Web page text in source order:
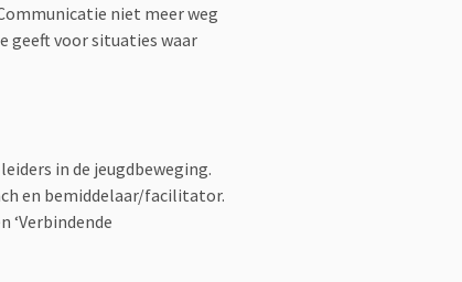
niet meer weg
geeft voor situaties waar
in de jeugdbeweging.
en bemiddelaar/facilitator.
‘Verbindende